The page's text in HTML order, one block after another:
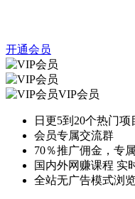
开通会员
VIP会员
日更5到20个热门项
会员专属交流群
70％推广佣金，专
国内外网赚课程 实
全站无广告模式浏